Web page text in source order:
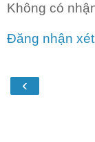
Không có
Đăng nhận xét
‹